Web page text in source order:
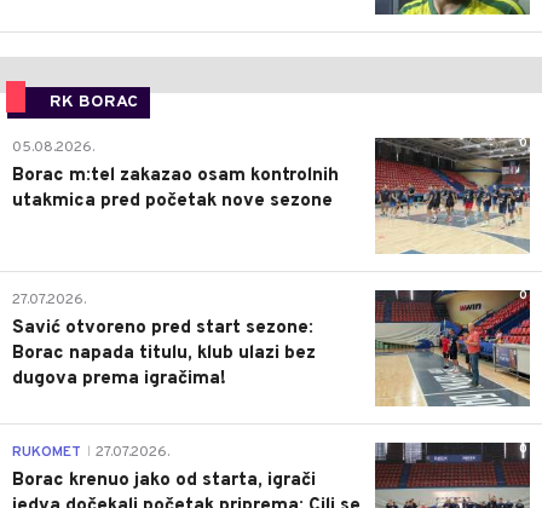
RK BORAC
0
05.08.2026.
Borac m:tel zakazao osam kontrolnih
utakmica pred početak nove sezone
0
27.07.2026.
Savić otvoreno pred start sezone:
Borac napada titulu, klub ulazi bez
dugova prema igračima!
0
RUKOMET 27.07.2026.
Borac krenuo jako od starta, igrači